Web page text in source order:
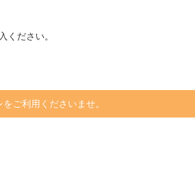
ください。
ご利用くださいませ。